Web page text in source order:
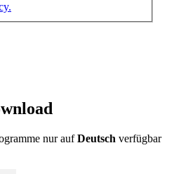
nur aufDeutsch verfügbar